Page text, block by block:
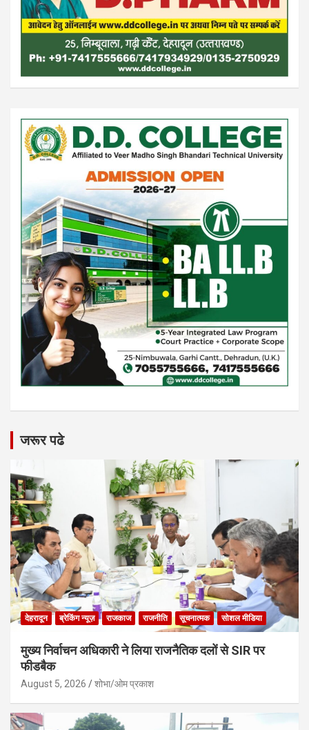
जरूर पढे
देहरादून ब्रेकिंग न्यूज़ राजकाज राजनीति सूचनात्मक सोशल मीडिया
मुख्य निर्वाचन अधिकारी ने लिया राजनैतिक दलों से SIR पर
फीडबैक
August 5, 2026 शोभा/ओम प्रकाश